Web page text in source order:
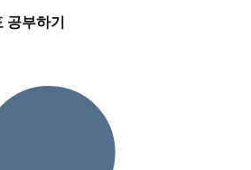
공부하기